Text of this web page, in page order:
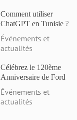
Comment utiliser
ChatGPT en Tunisie ?
Événements et
actualités
Célébrez le 120ème
Anniversaire de Ford
avec Alpha Ford en
Tunisie : Profitez de
Remises Exceptionnelles
Événements et
actualités